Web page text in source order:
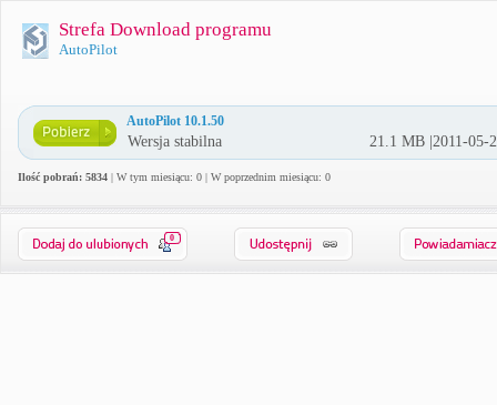
Strefa Download programu
AutoPilot
AutoPilot 10.1.50
Wersja stabilna 21.1 MB |2011-05-
Ilość pobrań: 5834 | W tym miesiącu: 0 | W poprzednim miesiącu: 0
0